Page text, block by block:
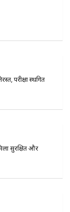
परीक्षा स्थगित
सुरक्षित और